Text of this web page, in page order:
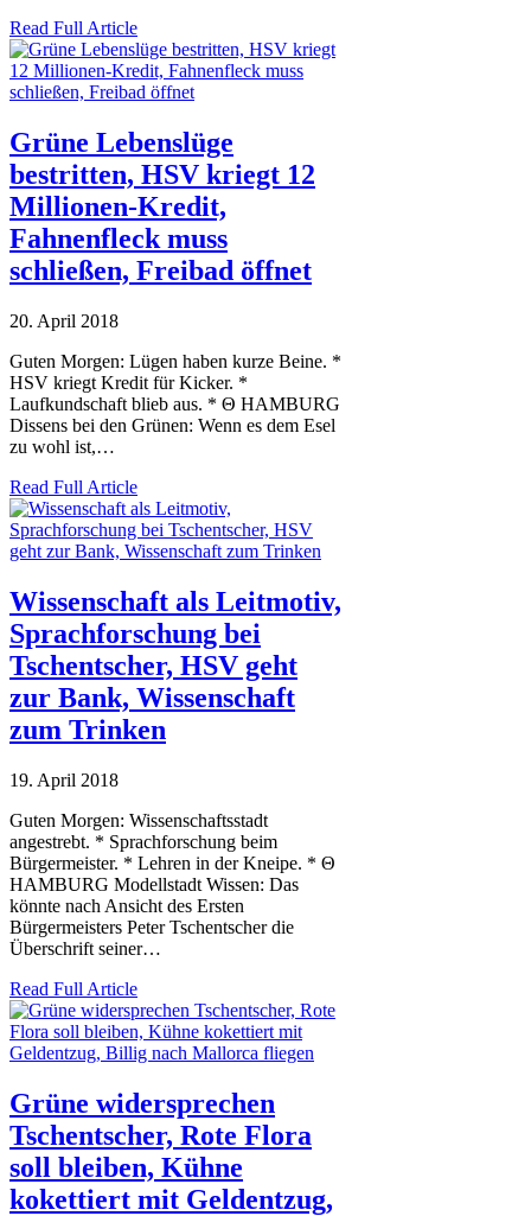
Read Full Article
Grüne Lebenslüge
bestritten, HSV kriegt 12
Millionen-Kredit,
Fahnenfleck muss
schließen, Freibad öffnet
20. April 2018
Guten Morgen: Lügen haben kurze Beine. *
HSV kriegt Kredit für Kicker. *
Laufkundschaft blieb aus. * Θ HAMBURG
Dissens bei den Grünen: Wenn es dem Esel
zu wohl ist,…
Read Full Article
Wissenschaft als Leitmotiv,
Sprachforschung bei
Tschentscher, HSV geht
zur Bank, Wissenschaft
zum Trinken
19. April 2018
Guten Morgen: Wissenschaftsstadt
angestrebt. * Sprachforschung beim
Bürgermeister. * Lehren in der Kneipe. * Θ
HAMBURG Modellstadt Wissen: Das
könnte nach Ansicht des Ersten
Bürgermeisters Peter Tschentscher die
Überschrift seiner…
Read Full Article
Grüne widersprechen
Tschentscher, Rote Flora
soll bleiben, Kühne
kokettiert mit Geldentzug,